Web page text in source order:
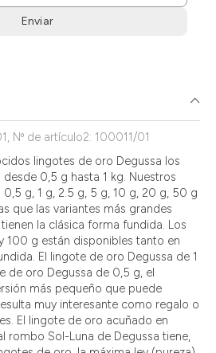
Enviar
Nº de artículo2: 100011/01
lingotes de oro Degussa los
0,5 g hasta 1 kg. Nuestros
g, 1 g, 2.5 g, 5 g, 10 g, 20 g, 50 g
que las variantes más grandes
la clásica forma fundida. Los
100 g están disponibles tanto en
El lingote de oro Degussa de 1
de oro Degussa de 0,5 g, el
más pequeño que puede
muy interesante como regalo o
El lingote de oro acuñado en
rombo Sol-Luna de Degussa tiene,